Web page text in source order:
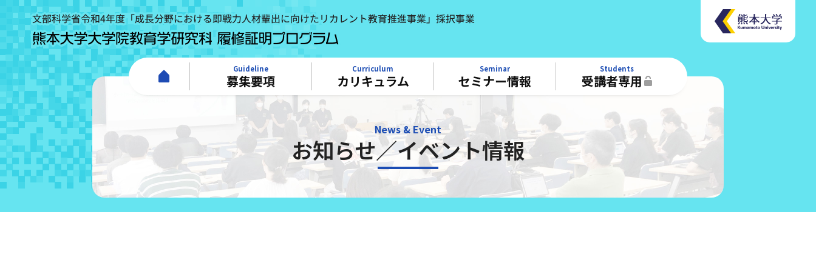
Guideline
募集要項
Curriculum
カリキュラム
Seminar
セミナー情報
Students
受講者専用
News & Event
お知らせ／イベント情報
募集要項
カリキュラム
セミナー情報